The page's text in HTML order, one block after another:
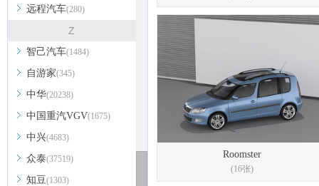
远程汽车(280)
Z
智己汽车(1484)
自游家(345)
中华(20238)
中国重汽VGV(1675)
中兴(4683)
众泰(37519)
知豆(1303)
Roomster
(16张)